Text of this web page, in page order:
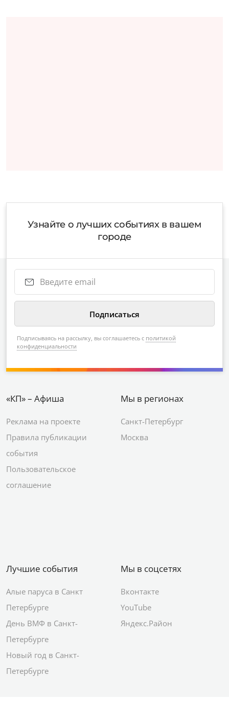
Узнайте о лучших событиях в вашем
городе
Подписываясь на рассылку, вы соглашаетесь с политикой
конфиденциальности
«КП» – Афиша
Реклама на проекте
Правила публикации
события
Пользовательское
соглашение
Мы в регионах
Санкт-Петербург
Москва
Лучшие события
Алые паруса в Санкт
Петербурге
День ВМФ в Санкт-
Петербурге
Новый год в Санкт-
Петербурге
Мы в соцсетях
Вконтакте
YouTube
Яндекс.Район